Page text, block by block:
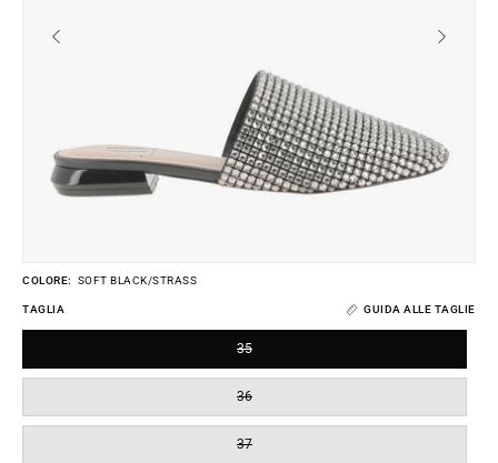
COLORE: SOFT BLACK/STRASS
TAGLIA
GUIDA ALLE TAGLIE
35
36
37